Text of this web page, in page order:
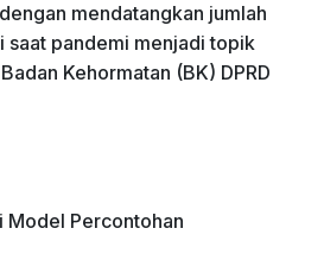
mendatangkan jumlah
saat pandemi menjadi topik
Kehormatan (BK) DPRD